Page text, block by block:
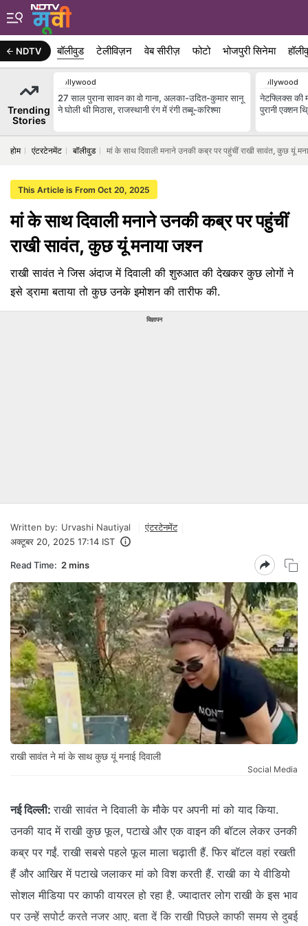
NDTV बॉलीवुड टेलीविज़न वेब सीरीज़ फोटो भोजपुरी सिनेमा
Trending
Stories
Bollywood
27 साल पुराना सावन का वो गाना, अलका-उदित-कुमार सानू
ने घोली थी मिठास, राजस्थानी रंग में रंगी तब्बू-करिश्मा
Bollywood
नेटफ्लिक्स की
पुरानी एक्शन
होम एंटरटेनमेंट बॉलीवुड मां के साथ दिवाली मनाने उनकी कब्र पर पहुंचीं राखी सावंत, कुछ यूं
This Article is From Oct 20, 2025
मां के साथ दिवाली मनाने उनकी कब्र पर पहुंचीं
राखी सावंत, कुछ यूं मनाया जश्न
राखी सावंत ने जिस अंदाज में दिवाली की शुरुआत की देखकर कुछ लोगों ने
इसे ड्रामा बताया तो कुछ उनके इमोशन की तारीफ की.
विज्ञापन
Written by: Urvashi Nautiyal
एंटरटेनमेंट
अक्टूबर 20, 2025 17:14 IST
Read Time: 2 mins
राखी सावंत ने मां के साथ कुछ यूं मनाई दिवाली
Social Media
नई दिल्ली: राखी सावंत ने दिवाली के मौके पर अपनी मां को याद किया.
उनकी याद में राखी कुछ फूल, पटाखे और एक वाइन की बॉटल लेकर उनकी
कब्र पर गईं. राखी सबसे पहले फूल माला चढ़ाती हैं. फिर बॉटल वहां रखती
हैं और आखिर में पटाखे जलाकर मां को विश करती हैं. राखी का ये वीडियो
सोशल मीडिया पर काफी वायरल हो रहा है. ज्यादातर लोग राखी के इस भाव
पर उन्हें सपोर्ट करते नजर आए. बता दें कि राखी पिछले काफी समय से दुबई